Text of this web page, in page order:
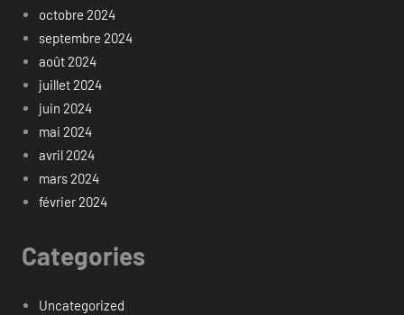
octobre 2024
septembre 2024
août 2024
juillet 2024
juin 2024
mai 2024
avril 2024
mars 2024
février 2024
Categories
Uncategorized